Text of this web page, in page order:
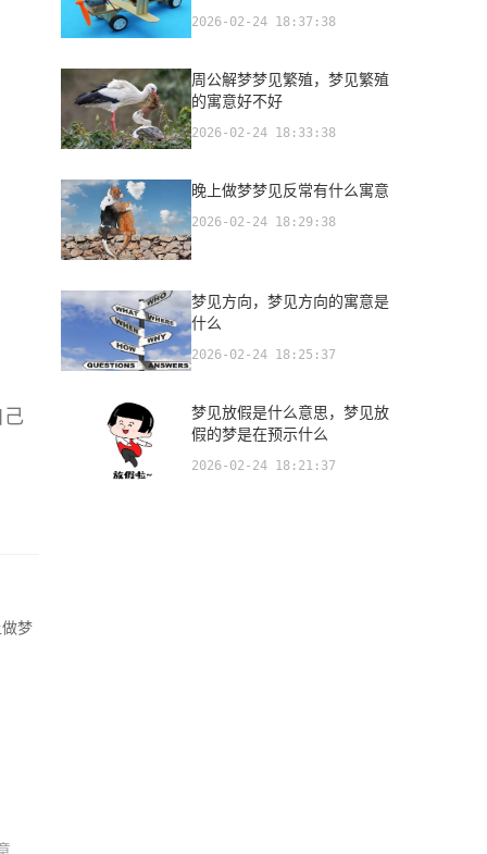
梦
2026-02-24 18:37:38
周公解梦梦见繁殖，梦见繁殖
的寓意好不好
2026-02-24 18:33:38
晚上做梦梦见反常有什么寓意
2026-02-24 18:29:38
梦见方向，梦见方向的寓意是
什么
2026-02-24 18:25:37
梦见放假是什么意思，梦见放
假的梦是在预示什么
2026-02-24 18:21:37